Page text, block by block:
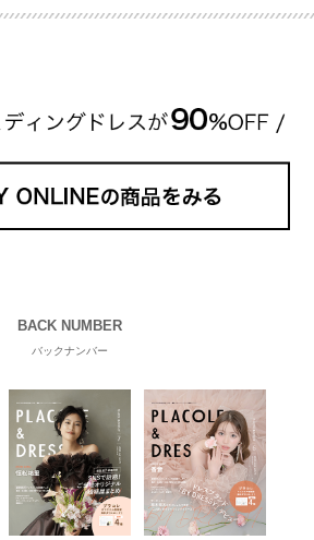
BACK NUMBER
バックナンバー